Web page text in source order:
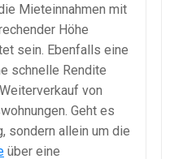
Mieteinnahmen mit
Höhe
sein. Ebenfalls eine
schnelle Rendite
von
Geht es
sondern allein um die
über eine